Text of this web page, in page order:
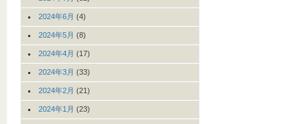
2024年6月 (4)
2024年5月 (8)
2024年4月 (17)
2024年3月 (33)
2024年2月 (21)
2024年1月 (23)